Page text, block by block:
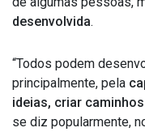
desenvolvida.
“Todos podem
principalmente, pela
ideias, criar
se diz popularmente,